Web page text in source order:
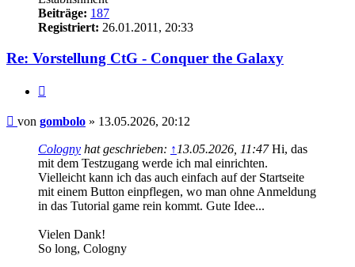
Beiträge: 187
Registriert: 26.01.2011, 20:33
Re: Vorstellung CtG - Conquer the Galaxy
Beitrag
von gombolo » 13.05.2026, 20:12
Cologny hat geschrieben: ↑ 13.05.2026, 11:47Hi, das
mit dem Testzugang werde ich mal einrichten.
Vielleicht kann ich das auch einfach auf der Startseite
mit einem Button einpflegen, wo man ohne Anmeldung
in das Tutorial game rein kommt. Gute Idee...
Vielen Dank!
So long, Cologny